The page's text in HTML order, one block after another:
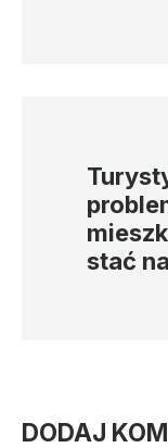
stać
DODAJ